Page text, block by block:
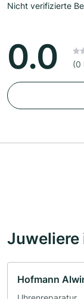
Nicht verifizierte
0.0 (0
Juweliere
Hofmann